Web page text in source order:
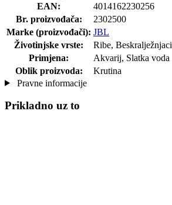
EAN:
4014162230256
Br. proizvođača:
2302500
Marke (proizvođači): JBL
Životinjske vrste:
Ribe, Beskralježnjaci
Primjena:
Akvarij, Slatka voda
Oblik proizvoda:
Krutina
Pravne informacije
Prikladno uz to